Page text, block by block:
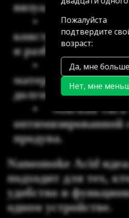
визуальный
•
конструкция–
и разбирается.
•
Высокое
материалов,
долговечность.
•
Мягкая тяга
оптимизированной
продува.
Nanosmoke Acid
подходит для тех,
удобство и
одном устройстве.
Пожалуйста
подтвердите
возраст:
Да, мне
Нет, мне